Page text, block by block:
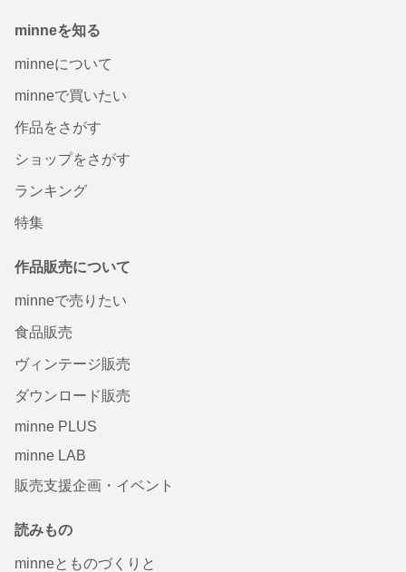
minneを知る
minneについて
minneで買いたい
作品をさがす
ショップをさがす
ランキング
特集
作品販売について
minneで売りたい
食品販売
ヴィンテージ販売
ダウンロード販売
minne PLUS
minne LAB
販売支援企画・イベント
読みもの
minneとものづくりと